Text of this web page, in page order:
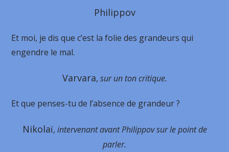
Philippov
Et moi, je dis que c’est la folie des grandeurs qui
engendre le mal.
Varvara, sur un ton critique.
Et que penses-tu de l’absence de grandeur ?
Nikolaï, intervenant avant Philippov sur le point de
parler.